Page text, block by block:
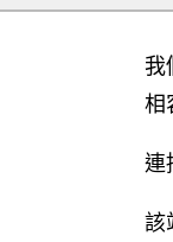
我
相
連
該